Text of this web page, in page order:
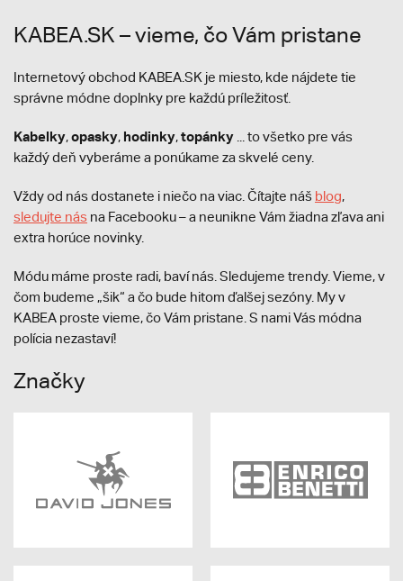
KABEA.SK – vieme, čo Vám pristane
Internetový obchod KABEA.SK je miesto, kde nájdete tie
správne módne doplnky pre každú príležitosť.
Kabelky,opasky, hodinky,topánky ... to všetko pre vás
každý deň vyberáme a ponúkame za skvelé ceny.
Vždy od nás dostanete i niečo na viac. Čítajte náš blog,
sledujte nás na Facebooku – a neunikne Vám žiadna zľava ani
extra horúce novinky.
Módu máme proste radi, baví nás. Sledujeme trendy. Vieme, v
čom budeme „šik“ a čo bude hitom ďalšej sezóny. My v
KABEA proste vieme, čo Vám pristane. S nami Vás módna
polícia nezastaví!
Značky